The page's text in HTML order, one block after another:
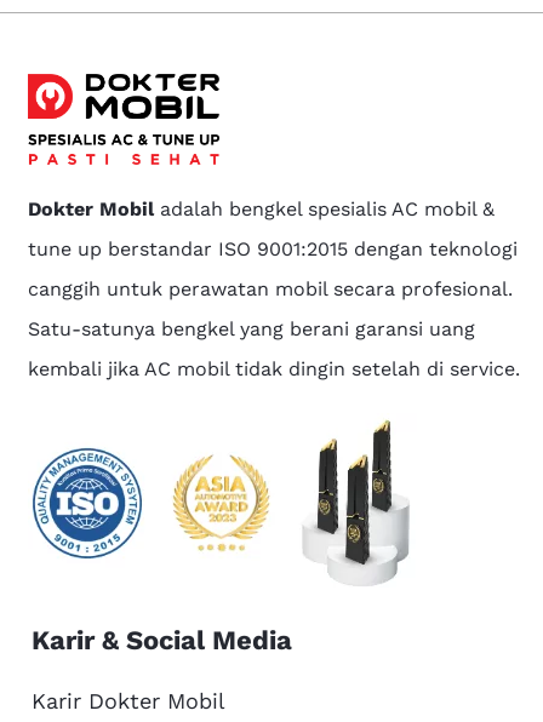
Dokter Mobiladalah bengkel spesialis AC mobil &
tune up berstandar ISO 9001:2015 dengan teknologi
canggih untuk perawatan mobil secara profesional.
Satu-satunya bengkel yang berani garansi uang
kembali jika AC mobil tidak dingin setelah di service.
Karir & Social Media
Karir Dokter Mobil